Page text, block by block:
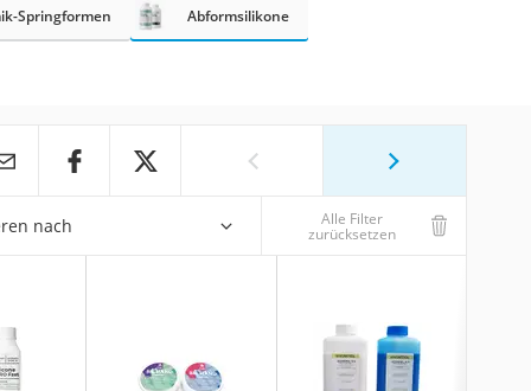
Springformen Abformsilikone
nach Alle Filter
zurücksetzen